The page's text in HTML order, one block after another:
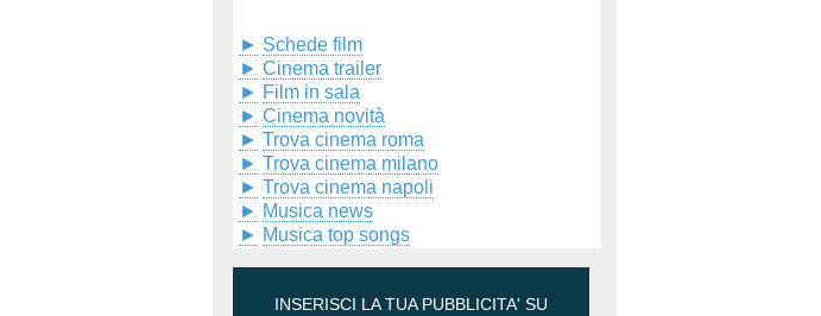
► Schede film
► Cinema trailer
► Film in sala
► Cinema novità
► Trova cinema roma
► Trova cinema milano
► Trova cinema napoli
► Musica news
► Musica top songs
INSERISCI LA TUA PUBBLICITA' SU